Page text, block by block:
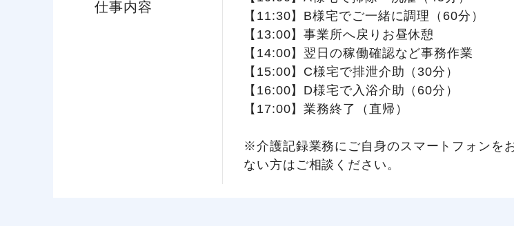
仕事内容
【11:30】B様宅でご一緒に調理（60分）
【13:00】事業所へ戻りお昼休憩
【14:00】翌日の稼働確認など事務作業
【15:00】C様宅で排泄介助（30分）
【16:00】D様宅で入浴介助（60分）
【17:00】業務終了（直帰）
※介護記録業務にご自身のスマートフォンを
ない方はご相談ください。